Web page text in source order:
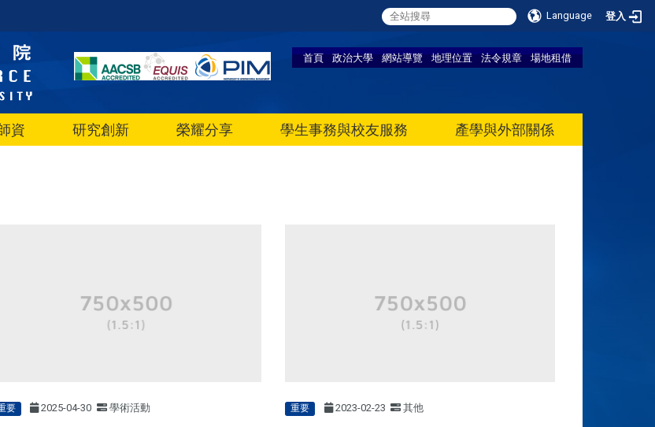
Language 登入
首頁 政治大學 網站導覽 地理位置 法令規章 場地租借
資 研究創新 榮耀分享 學生事務與校友服務 產學與外部關係
要 2025-04-30 學術活動 重要 2023-02-23 其他